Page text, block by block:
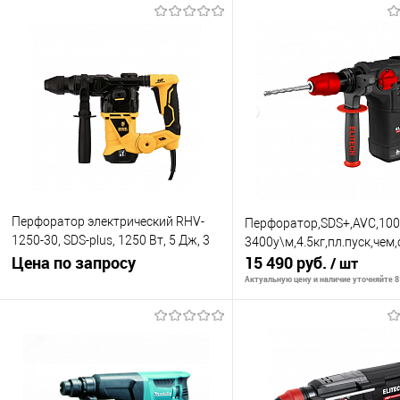
Перфоратор электрический RHV-
1250-30, SDS-plus, 1250 Вт, 5 Дж, 3
плюс 1 реж.// Denzel
Цена по запросу
К сравнению
15 490 руб. / шт
Актуальную цену и наличие уточняйте
К сравнению